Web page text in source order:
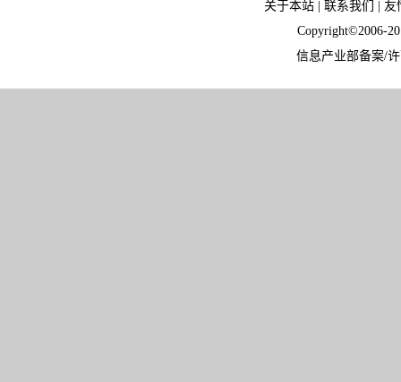
关于本站 联系我们
友
Copyright©2006-
信息产业部备案/